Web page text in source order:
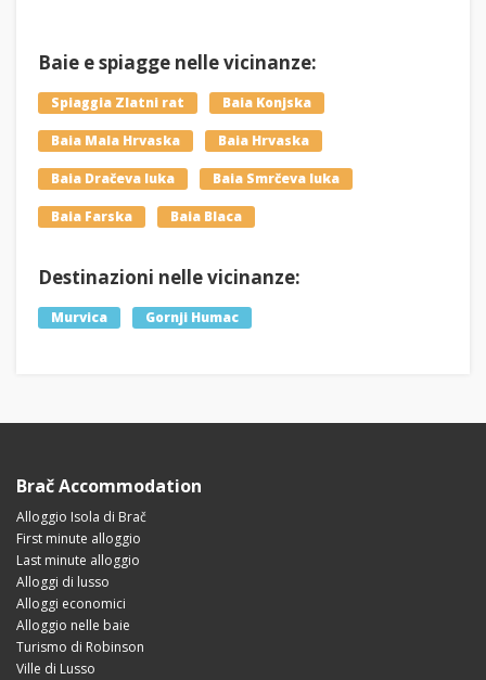
Baie e spiagge nelle vicinanze:
Spiaggia Zlatni rat Baia Konjska
Baia Mala Hrvaska Baia Hrvaska
Baia Dračeva luka Baia Smrčeva luka
Baia Farska Baia Blaca
Destinazioni nelle vicinanze:
Murvica Gornji Humac
Brač Accommodation
Alloggio Isola di Brač
First minute alloggio
Last minute alloggio
Alloggi di lusso
Alloggi economici
Alloggio nelle baie
Turismo di Robinson
Ville di Lusso